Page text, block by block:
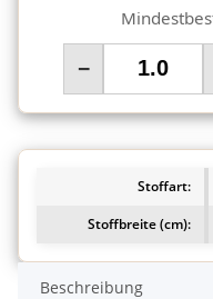
−
Stoffart:
Stoffbreite (cm):
Beschreibung